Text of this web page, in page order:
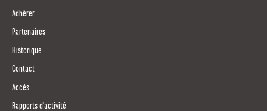
Adhérer
Partenaires
Historique
Contact
Accès
Rapports d'activité